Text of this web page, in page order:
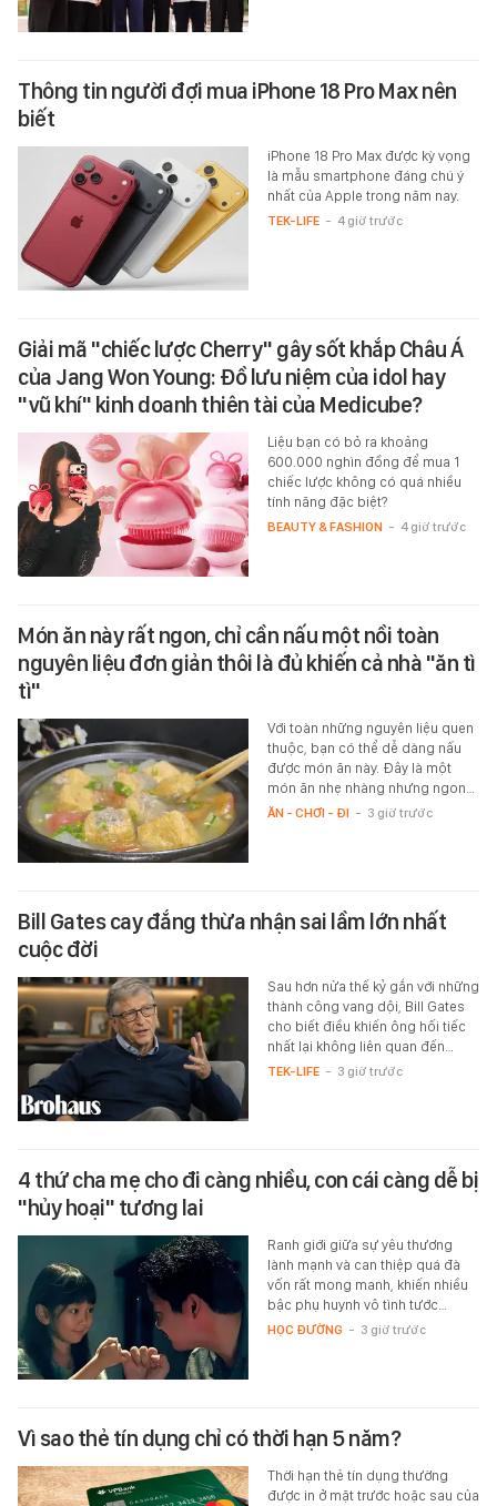
Thông tin người đợi mua iPhone 18 Pro Max nên
biết
iPhone 18 Pro Max được kỳ vọng
là mẫu smartphone đáng chú ý
nhất của Apple trong năm nay.
TEK-LIFE - 4 giờ trước
Giải mã "chiếc lược Cherry" gây sốt khắp Châu Á
của Jang Won Young: Đồ lưu niệm của idol hay
"vũ khí" kinh doanh thiên tài của Medicube?
Liệu bạn có bỏ ra khoảng
600.000 nghìn đồng để mua 1
chiếc lược không có quá nhiều
tính năng đặc biệt?
BEAUTY & FASHION - 4 giờ trước
Món ăn này rất ngon, chỉ cần nấu một nồi toàn
nguyên liệu đơn giản thôi là đủ khiến cả nhà "ăn tì
tì"
Với toàn những nguyên liệu quen
thuộc, bạn có thể dễ dàng nấu
được món ăn này. Đây là một
món ăn nhẹ nhàng nhưng ngon…
ĂN - CHƠI - ĐI - 3 giờ trước
Bill Gates cay đắng thừa nhận sai lầm lớn nhất
cuộc đời
Sau hơn nửa thế kỷ gắn với những
thành công vang dội, Bill Gates
cho biết điều khiến ông hối tiếc
nhất lại không liên quan đến…
TEK-LIFE - 3 giờ trước
4 thứ cha mẹ cho đi càng nhiều, con cái càng dễ bị
"hủy hoại" tương lai
Ranh giới giữa sự yêu thương
lành mạnh và can thiệp quá đà
vốn rất mong manh, khiến nhiều
bậc phụ huynh vô tình tước…
HỌC ĐƯỜNG - 3 giờ trước
Vì sao thẻ tín dụng chỉ có thời hạn 5 năm?
Thời hạn thẻ tín dụng thường
được in ở mặt trước hoặc sau của